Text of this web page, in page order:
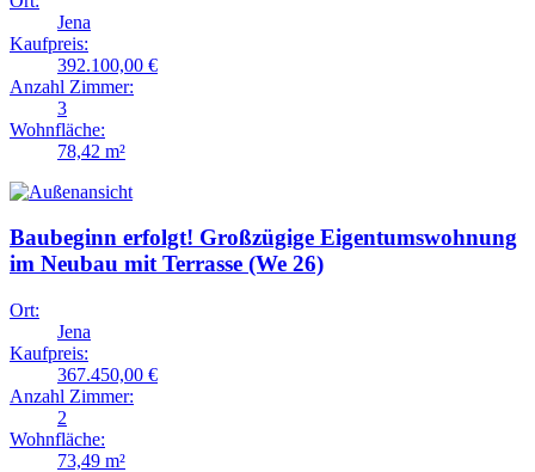
Jena
Kaufpreis:
392.100,00 €
Anzahl Zimmer:
3
Wohnfläche:
78,42 m²
Baubeginn erfolgt! Großzügige Eigentumswohnung
im Neubau mit Terrasse (We 26)
Ort:
Jena
Kaufpreis:
367.450,00 €
Anzahl Zimmer:
2
Wohnfläche:
73,49 m²